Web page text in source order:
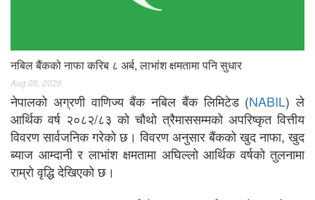
नबिल बैंकको नाफा करिब ८ अर्ब, लाभांश क्षमतामा पनि सुधार
Aug 05, 2026
नेपालको अग्रणी वाणिज्य बैंक नबिल बैंक लिमिटेड (NABIL) ले
आर्थिक वर्ष २०८२/८३ को चौथो त्रैमाससम्मको अपरिष्कृत वित्तीय
विवरण सार्वजनिक गरेको छ। विवरण अनुसार बैंकको खुद नाफा, खुद
ब्याज आम्दानी र लाभांश क्षमतामा अघिल्लो आर्थिक वर्षको तुलनामा
राम्रो वृद्धि देखिएको छ।